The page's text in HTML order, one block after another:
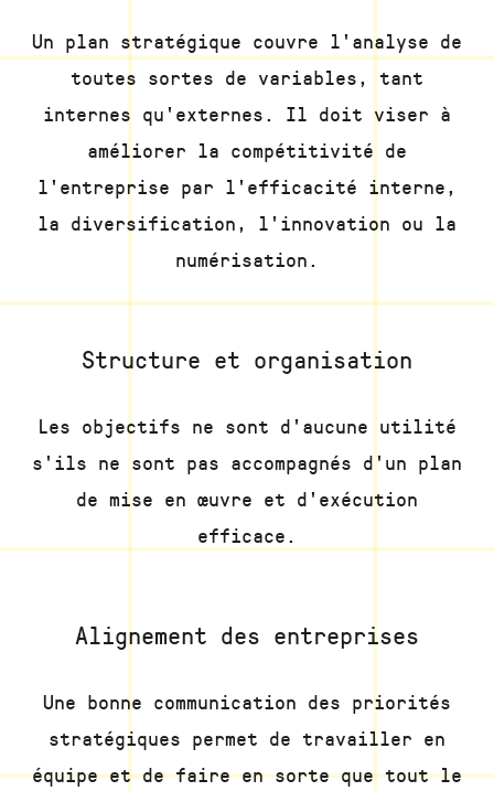
Un plan stratégique couvre l'analyse de
toutes sortes de variables, tant
internes qu'externes. Il doit viser à
améliorer la compétitivité de
l'entreprise par l'efficacité interne,
la diversification, l'innovation ou la
numérisation.
Structure et organisation
Les objectifs ne sont d'aucune utilité
s'ils ne sont pas accompagnés d'un plan
de mise en œuvre et d'exécution
efficace.
Alignement des entreprises
Une bonne communication des priorités
stratégiques permet de travailler en
équipe et de faire en sorte que tout le